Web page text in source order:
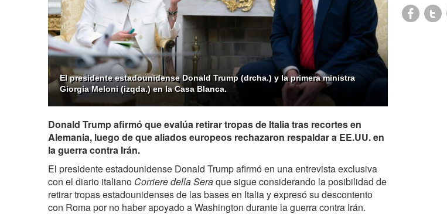
El presidente estadounidense Donald Trump (drcha.) y la primera ministra
Giorgia Meloni (izqda.) en la Casa Blanca.
Donald Trump afirmó que evalúa retirar tropas de Italia tras recortes en
Alemania, luego de que aliados europeos rechazaron respaldar a EE.UU. en
la guerra contra Irán.
El presidente estadounidense Donald Trump afirmó en una entrevista exclusiva
con el diario italiano Corriere della Seraque sigue considerando la posibilidad de
retirar tropas estadounidenses de las bases en Italia y expresó su descontento
con Roma por no haber apoyado a Washington durante la guerra contra Irán.